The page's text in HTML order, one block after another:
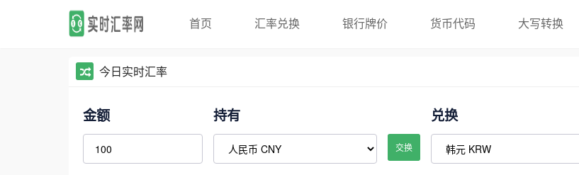
首页 汇率兑换 银行牌价 货币代码 大写转换
今日实时汇率
金额 持有
交换
兑换